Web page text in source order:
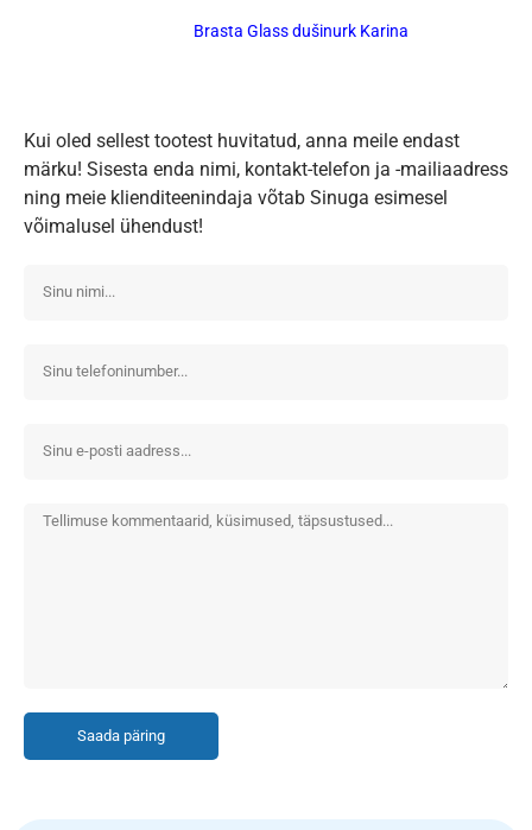
Brasta Glass dušinurk Karina
Kui oled sellest tootest huvitatud, anna meile endast
märku! Sisesta enda nimi, kontakt-telefon ja -mailiaadress
ning meie klienditeenindaja võtab Sinuga esimesel
võimalusel ühendust!
Saada päring